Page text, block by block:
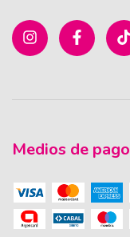
Medios de pago